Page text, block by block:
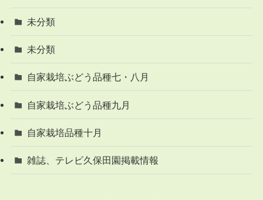
未分類
未分類
自家栽培ぶどう品種七・八月
自家栽培ぶどう品種九月
自家栽培品種十月
雑誌、テレビ久保田園掲載情報